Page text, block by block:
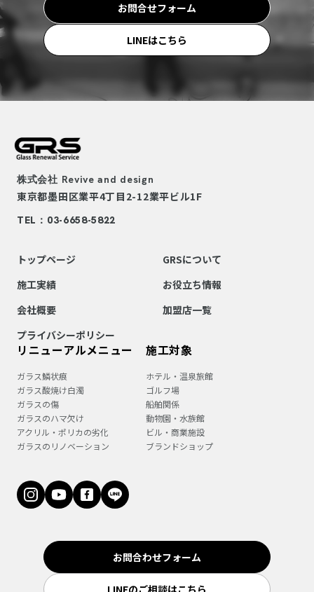
お問合せフォーム
LINEはこちら
株式会社 Revive and design
東京都墨田区業平4丁目2-12業平ビル1F
TEL：03-6658-5822
トップページ
GRSについて
施工実績
お役立ち情報
会社概要
加盟店一覧
プライバシーポリシー
リニューアルメニュー
ガラス鱗状痕
ガラス酸焼け白濁
ガラスの傷
ガラスのハマ欠け
アクリル・ポリカの劣化
ガラスのリノベーション
施工対象
ホテル・温泉旅館
ゴルフ場
船舶関係
動物園・水族館
ビル・商業施設
ブランドショップ
お問合わせフォーム